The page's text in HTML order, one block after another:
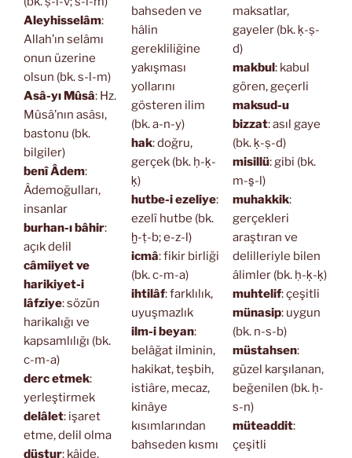
Aleyhisselâm:
Allah’ın selâmı
onun üzerine
olsun (bk. s-l-m)
Asâ-yı Mûsâ: Hz.
Mûsâ’nın asâsı,
bastonu (bk.
bilgiler)
benî Âdem:
Âdemoğulları,
insanlar
burhan-ı bâhir:
açık delil
câmiiyet ve
harikiyet-i
lâfziye: sözün
harikalığı ve
kapsamlılığı (bk.
c-m-a)
derc etmek:
yerleştirmek
delâlet: işaret
etme, delil olma
düstur: kâide,
bahseden ve
hâlin
gerekliliğine
yakışması
yollarını
gösteren ilim
(bk. a-n-y)
hak: doğru,
gerçek (bk. ḥ-ḳ-
ḳ)
hutbe-i ezeliye:
ezelî hutbe (bk.
ḫ-ṭ-b; e-z-l)
icmâ: fikir birliği
(bk. c-m-a)
ihtilâf: farklılık,
uyuşmazlık
ilm-i beyan:
belâğat ilminin,
hakikat, teşbih,
istiâre, mecaz,
kinâye
kısımlarından
bahseden kısmı
maksatlar,
gayeler (bk. ḳ-ṣ-
d)
makbul: kabul
gören, geçerli
maksud-u
bizzat: asıl gaye
(bk. ḳ-ṣ-d)
misillü: gibi (bk.
m-s̱-l)
muhakkik:
gerçekleri
araştıran ve
delilleriyle bilen
âlimler (bk. ḥ-ḳ-ḳ)
muhtelif: çeşitli
münasip: uygun
(bk. n-s-b)
müstahsen:
güzel karşılanan,
beğenilen (bk. ḥ-
s-n)
müteaddit:
çeşitli